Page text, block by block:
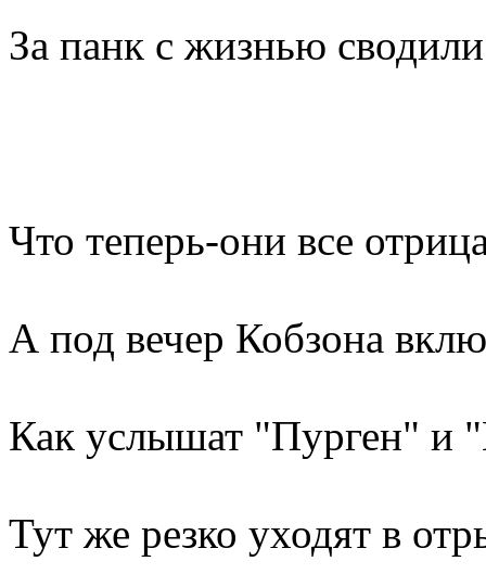
За панк с жизнью
Что теперь-они все
А под вечер Кобзона
Как услышат "Пурген" и
Тут же резко уходят в